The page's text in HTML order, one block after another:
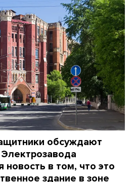
обсуждают
в том, что это
здание в зоне